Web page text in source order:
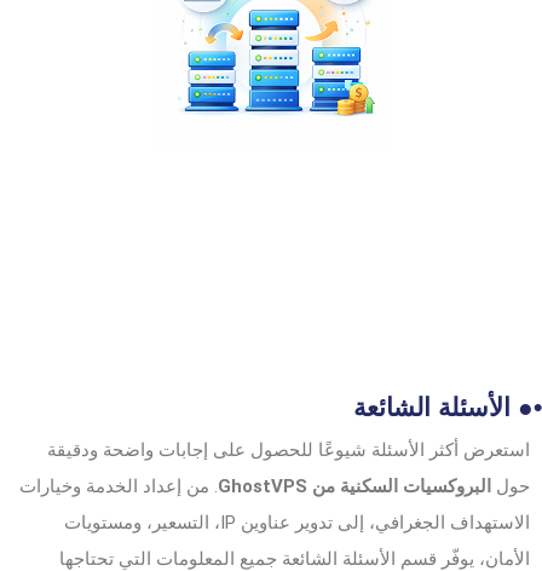
•● الأسئلة الشائعة
استعرض أكثر الأسئلة شيوعًا للحصول على إجابات واضحة ودقيقة
حول البروكسيات السكنية من GhostVPS
. من إعداد الخدمة وخيارات
الاستهداف الجغرافي، إلى تدوير عناوين IP، التسعير، ومستويات
الأمان، يوفّر قسم الأسئلة الشائعة جميع المعلومات التي تحتاجها